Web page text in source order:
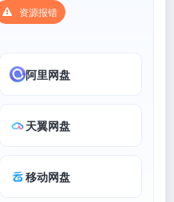
资源报错
阿里网盘
天翼网盘
移动网盘